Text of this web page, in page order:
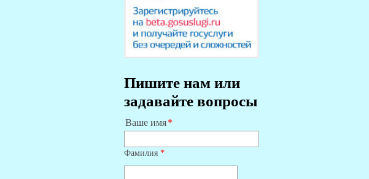
Пишите нам или
задавайте вопросы
Ваше имя
Фамилия *